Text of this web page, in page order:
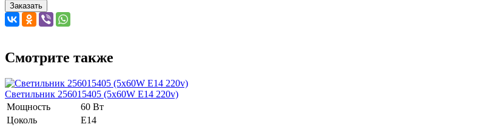
Заказать
Смотрите также
Светильник 256015405 (5x60W E14 220v)
Мощность
60 Вт
Цоколь
Е14